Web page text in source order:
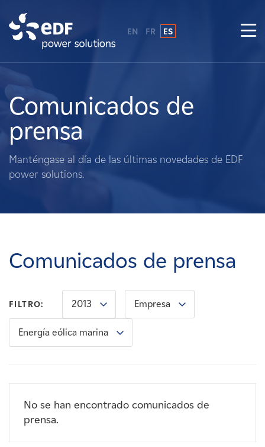
Sobre nosotros
Qué hacemos
Terratenientes
Carreras
Noticias
Contacte con
EN FR ES
Comunicados de
prensa
Manténgase al día de las últimas novedades de EDF
power solutions.
Comunicados de prensa
FILTRO: 2013 Empresa
Energía eólica marina
No se han encontrado comunicados de
prensa.